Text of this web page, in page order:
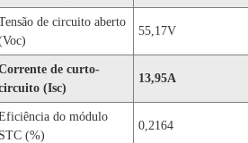
de circuito aberto
55,17V
de curto-
(Isc)
13,95A
do módulo
STC (%)
0,2164